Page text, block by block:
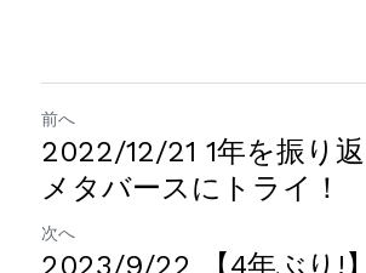
前へ
2022/12/21 1年を振り返
メタバースにトライ！
次へ
2023/9/22 【4年ぶり!